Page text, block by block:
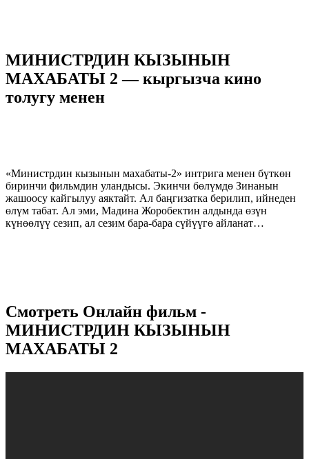
МИНИСТРДИН КЫЗЫНЫН
МАХАБАТЫ 2 — кыргызча кино
толугу менен
«Министрдин кызынын махабаты-2» интрига менен бүткөн
биринчи фильмдин уландысы. Экинчи бөлүмдө Зинанын
жашоосу кайгылуу аяктайт. Ал баңгизатка берилип, ийнеден
өлүм табат. Ал эми, Мадина Жоробектин алдында өзүн
күнөөлүү сезип, ал сезим бара-бара сүйүүгө айланат…
Смотреть Онлайн фильм -
МИНИСТРДИН КЫЗЫНЫН
МАХАБАТЫ 2